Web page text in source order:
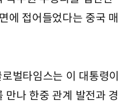
에 접어들었다는 중국 매
벌타임스는 이 대통령이
만나 한중 관계 발전과 경